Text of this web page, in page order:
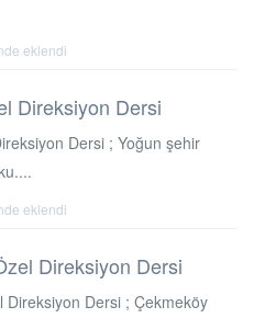
eklendi
Direksiyon Dersi
Dersi ; Yoğun şehir
eklendi
Direksiyon Dersi
Direksiyon Dersi ; Çekmeköy